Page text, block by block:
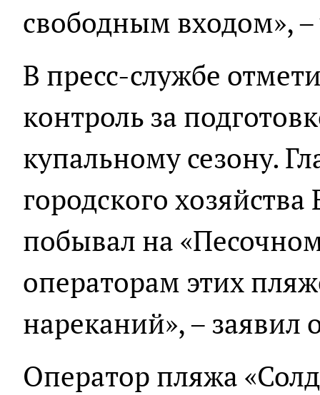
свободным входом»,
В пресс-службе
контроль за
купальному сезону.
городского
побывал на
операторам этих
нареканий», – заявил
Оператор пляжа